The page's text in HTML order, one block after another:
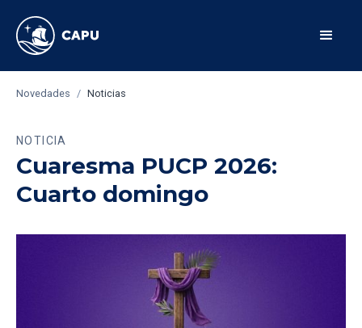
Novedades / Noticias
NOTICIA
Cuaresma PUCP 2026:
Cuarto domingo